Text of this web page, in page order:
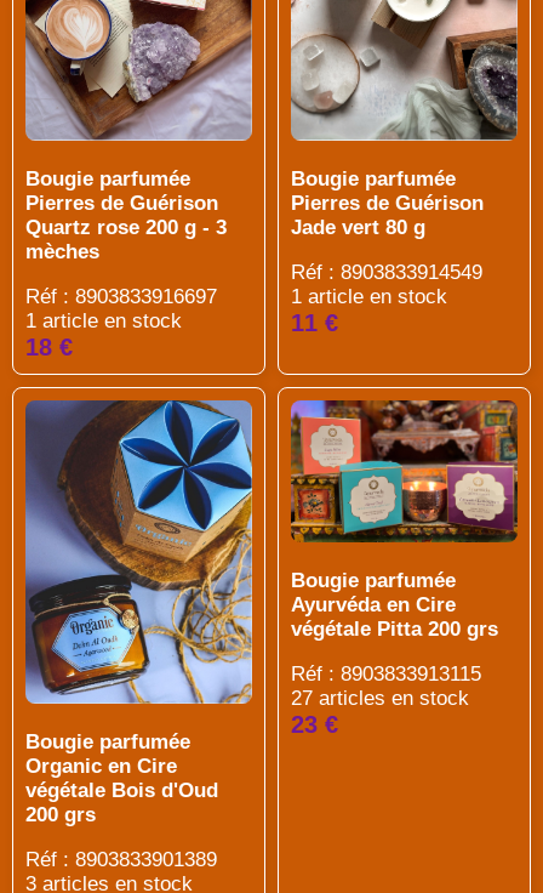
Bougie parfumée
Pierres de Guérison
Quartz rose 200 g - 3
mèches
Réf : 8903833916697
1 article en stock
18 €
Bougie parfumée
Pierres de Guérison
Jade vert 80 g
Réf : 8903833914549
1 article en stock
11 €
Bougie parfumée
Organic en Cire
végétale Bois d'Oud
200 grs
Réf : 8903833901389
3 articles en stock
Bougie parfumée
Ayurvéda en Cire
végétale Pitta 200 grs
Réf : 8903833913115
27 articles en stock
23 €